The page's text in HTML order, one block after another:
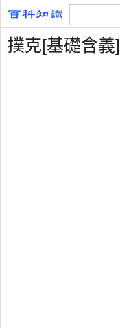
撲克[基礎含義]